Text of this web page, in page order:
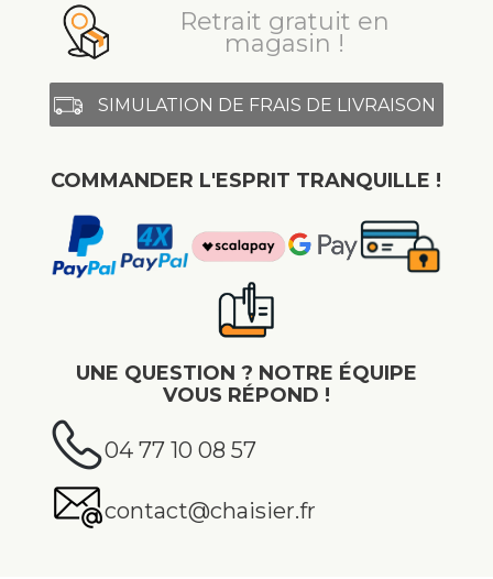
Retrait gratuit en
magasin !
SIMULATION DE FRAIS DE LIVRAISON
COMMANDER L'ESPRIT TRANQUILLE !
UNE QUESTION ? NOTRE ÉQUIPE
VOUS RÉPOND !
04 77 10 08 57
contact@chaisier.fr